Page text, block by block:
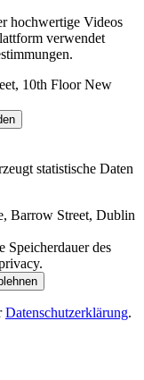
hochwertige Videos
verwendet
10th Floor New
statistische Daten
Barrow Street, Dublin
Speicherdauer des
Datenschutzerklärung.